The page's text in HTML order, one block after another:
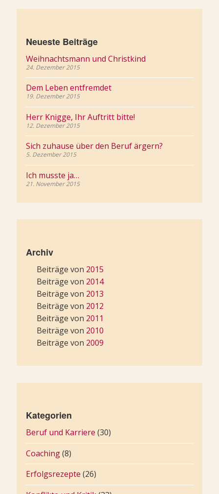
Neueste Beiträge
Weihnachtsmann und Christkind
24. Dezember 2015
Dem Leben entfremdet
19. Dezember 2015
Herr Knigge, Ihr Auftritt bitte!
12. Dezember 2015
Sich zuhause über den Beruf ärgern?
5. Dezember 2015
Ich musste ja…
21. November 2015
Archiv
Beiträge von 2015
Beiträge von 2014
Beiträge von 2013
Beiträge von 2012
Beiträge von 2011
Beiträge von 2010
Beiträge von 2009
Kategorien
Beruf und Karriere (30)
Coaching(8)
Erfolgsrezepte (26)